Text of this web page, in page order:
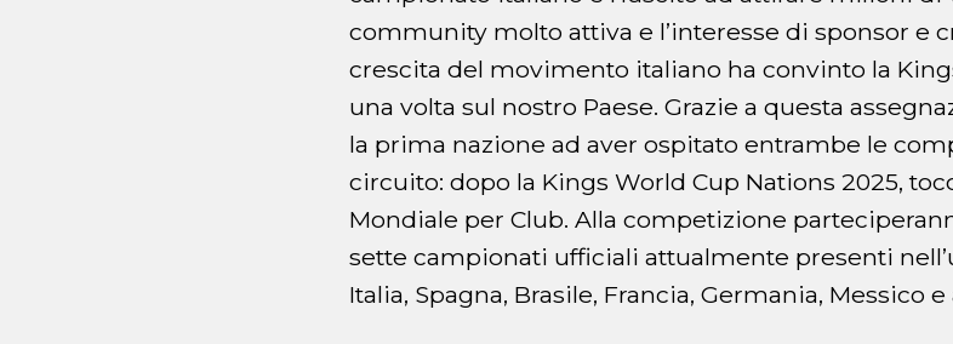
community molto attiva e l’interesse di sponsor e
crescita del movimento italiano ha convinto la
una volta sul nostro Paese. Grazie a questa
la prima nazione ad aver ospitato entrambe le
circuito: dopo la Kings World Cup Nations 2025,
Mondiale per Club. Alla competizione
sette campionati ufficiali attualmente presenti
Italia, Spagna, Brasile, Francia, Germania, Messico e